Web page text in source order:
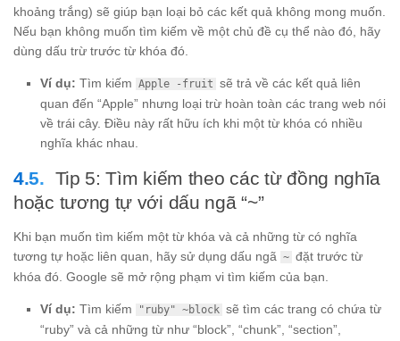
khoảng trắng) sẽ giúp bạn loại bỏ các kết quả không mong muốn.
Nếu bạn không muốn tìm kiếm về một chủ đề cụ thể nào đó, hãy
dùng dấu trừ trước từ khóa đó.
Ví dụ: Tìm kiếm Apple -fruit sẽ trả về các kết quả liên
quan đến “Apple” nhưng loại trừ hoàn toàn các trang web nói
về trái cây. Điều này rất hữu ích khi một từ khóa có nhiều
nghĩa khác nhau.
Tip 5: Tìm kiếm theo các từ đồng nghĩa
hoặc tương tự với dấu ngã “~”
Khi bạn muốn tìm kiếm một từ khóa và cả những từ có nghĩa
tương tự hoặc liên quan, hãy sử dụng dấu ngã ~ đặt trước từ
khóa đó. Google sẽ mở rộng phạm vi tìm kiếm của bạn.
Ví dụ: Tìm kiếm "ruby" ~block sẽ tìm các trang có chứa từ
“ruby” và cả những từ như “block”, “chunk”, “section”,